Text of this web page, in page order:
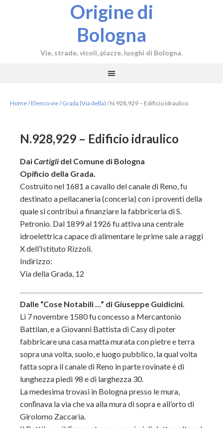
Origine di
Bologna
Vie, strade, vicoli, piazze, luoghi di Bologna.
Home/Elenco vie/ Grada (Via della) /N.928,929 – Edificio idraulico
N.928,929 – Edificio idraulico
DaiCartigli del Comune di Bologna
Opificio della Grada.
Costruito nel 1681 a cavallo del canale di Reno, fu
destinato a pellacaneria (conceria) con i proventi della
quale si contribuì a finanziare la fabbriceria di S.
Petronio. Dal 1899 al 1926 fu attiva una centrale
idroelettrica capace di alimentare le prime sale a raggi
X dell’Istituto Rizzoli.
Indirizzo:
Via della Grada, 12
Dalle “Cose Notabili …” di Giuseppe Guidicini.
Li 7 novembre 1580 fu concesso a Mercantonio
Battilan, e a Giovanni Battista di Casy di poter
fabbricare una casa matta murata con pietre e terra
sopra una volta, suolo, e luogo pubblico, la qual volta
fatta sopra il canale di Reno in parte rovinate è di
lunghezza piedi 98 e di larghezza 30.
La medesima trovasi in Bologna presso le mura,
conﬁnava la via che va alla mura di sopra e all’orto di
Girolomo Zaccaria.